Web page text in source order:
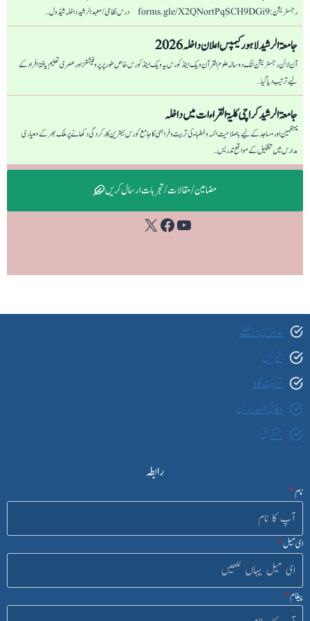
رجسٹریشن: forms.gle/X2QNortPqSCH9DGi9 درس نظامی/ معہد الرشید داخلہ شیڈول…
جامعۃ الرشید لاہور کیمپس اعلان داخلہ 2026
آن لائن رجسٹریشن لنک دو سالہ علوم القرآن ویک اینڈ کورس یہ ویک اینڈ کورس خاص طور پر پروفیشنلز اور عصری تعلیم یافتہ افراد کے
لیے ترتیب دیا گیا…
جامعۃ الرشید کراچی كليۃ القراءات میں داخلہ
منتظمین اور مساجد کے لیے باصلاحیت ائمہ و خطباء کی تربیت و فراہمی کا جامع کورس بہترین کارکردگی دکھانے پر ملک بھر کے معیاری
مدارس میں تشکیل کے مواقع تدریس…
مضامین / مقالات / تجربات ارسال کریں
YouTube
Facebook
X
مدارس داخلے
خبریں
تربیت گاہ
وفاق المدارس
متفرق
رابطہ
نام*
ای میل*
پیغام*